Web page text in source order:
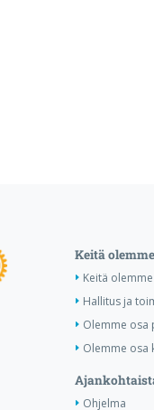
Keitä olemme
Keitä olemme
Hallitus ja
Olemme osa
Olemme osa
Ohjelma